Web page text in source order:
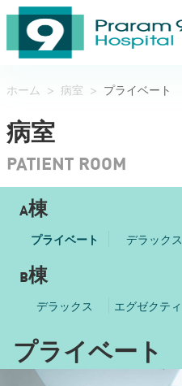
ホーム > 病室 > プライベート
病室
PATIENT ROOM
A棟
プライベート デラックス
B棟
デラックス
プライベート